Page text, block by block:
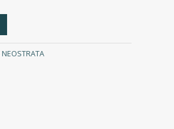
NEOSTRATA